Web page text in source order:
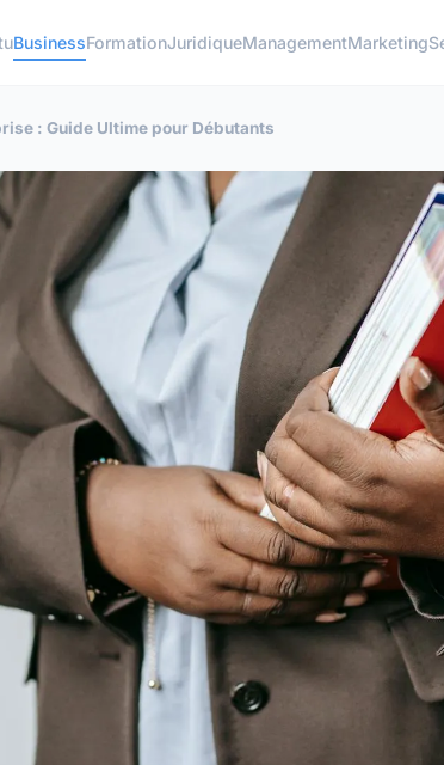
BusinessFormationJuridiqueManagementMarketing
: Guide Ultime pour Débutants